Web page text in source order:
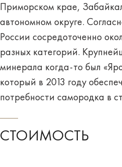
Приморском крае,
автономном округе.
России сосредоточенно
разных категорий.
минерала когда-то был
который в 2013 году
потребности самородка в
СТОИМОСТЬ